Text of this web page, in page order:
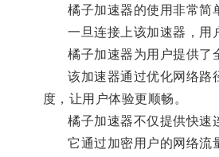
橘子加速器的使用非常简单
一旦连接上该加速器，用户
橘子加速器为用户提供了全
该加速器通过优化网络路径
度，让用户体验更顺畅。
橘子加速器不仅提供快速连
它通过加密用户的网络流量